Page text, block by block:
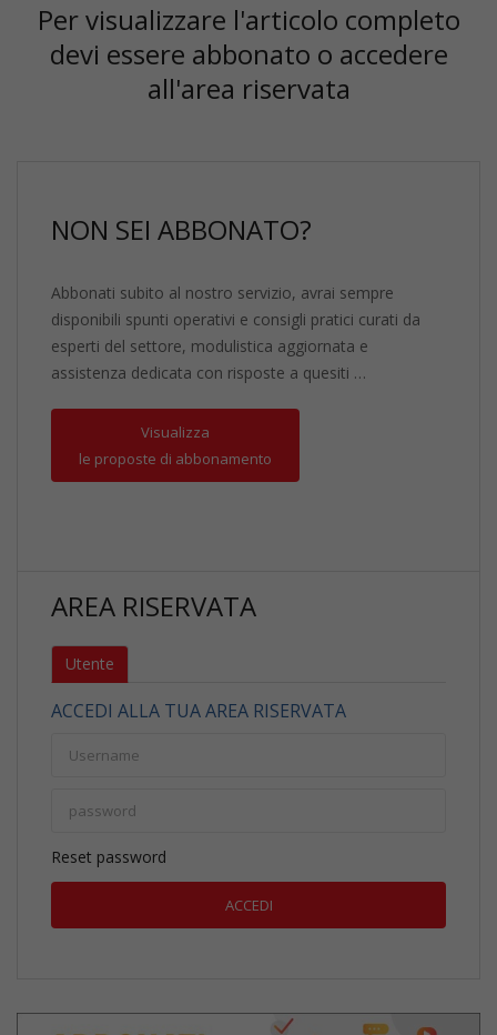
Per visualizzare l'articolo completo
devi essere abbonato o accedere
all'area riservata
NON SEI ABBONATO?
Abbonati subito al nostro servizio, avrai sempre
disponibili spunti operativi e consigli pratici curati da
esperti del settore, modulistica aggiornata e
assistenza dedicata con risposte a quesiti …
Visualizza
le proposte di abbonamento
AREA RISERVATA
Utente
ACCEDI ALLA TUA AREA RISERVATA
Reset password